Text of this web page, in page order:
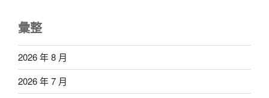
彙整
2026 年 8 月
2026 年 7 月